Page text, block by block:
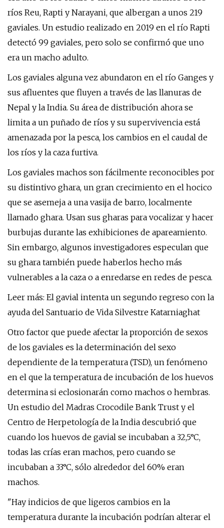
ríos Reu, Rapti y Narayani, que albergan a unos 219
gaviales. Un estudio realizado en 2019 en el río Rapti
detectó 99 gaviales, pero solo se confirmó que uno
era un macho adulto.
Los gaviales alguna vez abundaron en el río Ganges y
sus afluentes que fluyen a través de las llanuras de
Nepal y la India. Su área de distribución ahora se
limita a un puñado de ríos y su supervivencia está
amenazada por la pesca, los cambios en el caudal de
los ríos y la caza furtiva.
Los gaviales machos son fácilmente reconocibles por
su distintivo ghara, un gran crecimiento en el hocico
que se asemeja a una vasija de barro, localmente
llamado ghara. Usan sus gharas para vocalizar y hacer
burbujas durante las exhibiciones de apareamiento.
Sin embargo, algunos investigadores especulan que
su ghara también puede haberlos hecho más
vulnerables a la caza o a enredarse en redes de pesca.
Leer más: El gavial intenta un segundo regreso con la
ayuda del Santuario de Vida Silvestre Katarniaghat
Otro factor que puede afectar la proporción de sexos
de los gaviales es la determinación del sexo
dependiente de la temperatura (TSD), un fenómeno
en el que la temperatura de incubación de los huevos
determina si eclosionarán como machos o hembras.
Un estudio del Madras Crocodile Bank Trust y el
Centro de Herpetología de la India descubrió que
cuando los huevos de gavial se incubaban a 32,5°C,
todas las crías eran machos, pero cuando se
incubaban a 33°C, sólo alrededor del 60% eran
machos.
"Hay indicios de que ligeros cambios en la
temperatura durante la incubación podrían alterar el